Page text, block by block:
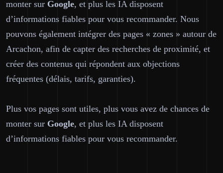
monter sur Google, et plus les IA disposent
d’informations fiables pour vous recommander. Nous
pouvons également intégrer des pages « zones » autour de
Arcachon, afin de capter des recherches de proximité, et
créer des contenus qui répondent aux objections
fréquentes (délais, tarifs, garanties).
Plus vos pages sont utiles, plus vous avez de chances de
monter sur Google, et plus les IA disposent
d’informations fiables pour vous recommander.